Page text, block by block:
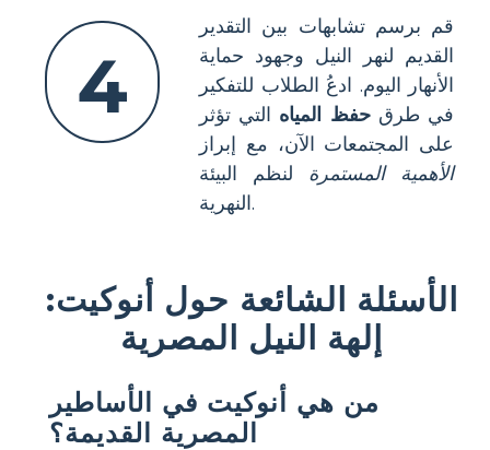
4
قم برسم تشابهات بين التقدير
القديم لنهر النيل وجهود حماية
الأنهار اليوم. ادعُ الطلاب للتفكير
في طرقحفظ المياه التي تؤثر
على المجتمعات الآن، مع إبراز
الأهمية المستمرة لنظم البيئة
النهرية.
الأسئلة الشائعة حول أنوكيت:
إلهة النيل المصرية
من هي أنوكيت في الأساطير
المصرية القديمة؟